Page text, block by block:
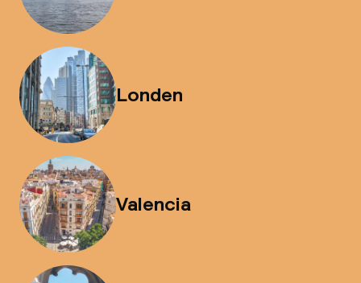
Londen
Valencia